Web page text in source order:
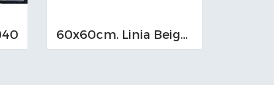
60x60cm. Linia Beige ,Brown